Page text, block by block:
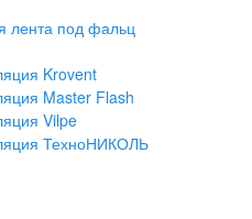
лента под фальц
Krovent
Master Flash
Vilpe
ТехноНИКОЛЬ